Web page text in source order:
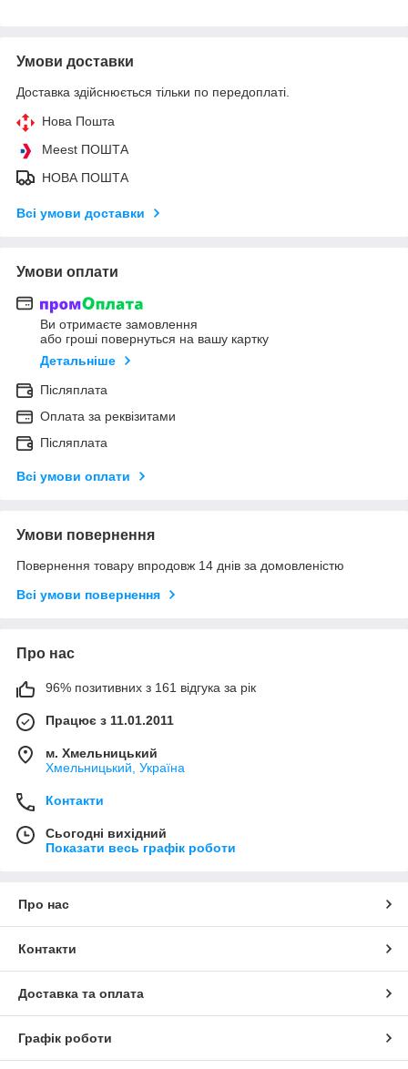
Умови доставки
Доставка здійснюється тільки по передоплаті.
Нова Пошта
Meest ПОШТА
НОВА ПОШТА
Всі умови доставки
Умови оплати
Ви отримаєте замовлення
або гроші повернуться на вашу картку
Детальніше
Післяплата
Оплата за реквізитами
Післяплата
Всі умови оплати
Умови повернення
Повернення товару впродовж 14 днів за домовленістю
Всі умови повернення
Про нас
96% позитивних з 161 відгука за рік
Працює з 11.01.2011
м. Хмельницький
Хмельницький, Україна
Контакти
Сьогодні вихідний
Показати весь графік роботи
Про нас
Контакти
Доставка та оплата
Графік роботи